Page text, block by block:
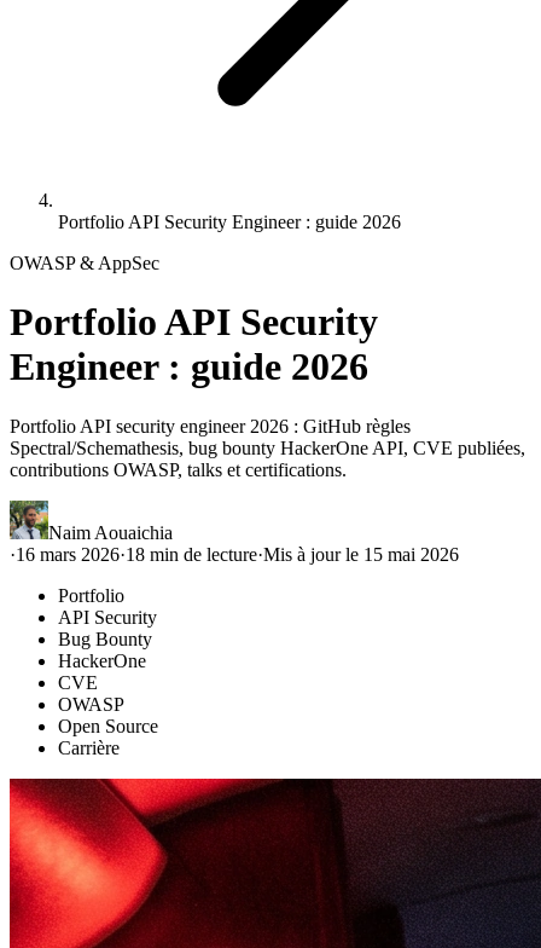
Portfolio API Security Engineer : guide 2026
OWASP & AppSec
Portfolio API Security
Engineer : guide 2026
Portfolio API security engineer 2026 : GitHub règles
Spectral/Schemathesis, bug bounty HackerOne API, CVE publiées,
contributions OWASP, talks et certifications.
Naim Aouaichia
·16 mars 2026·18 min de lecture·Mis à jour le 15 mai 2026
Portfolio
API Security
Bug Bounty
HackerOne
CVE
OWASP
Open Source
Carrière